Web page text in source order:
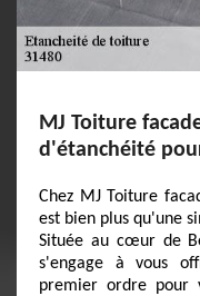
MJ Toiture
d'étanchéité
Chez MJ Toiture
est bien plus qu'une
Située au cœur de
s'engage à vous
premier ordre pour